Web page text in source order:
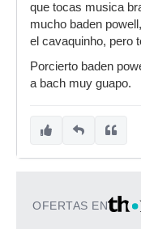
que tocas musica
mucho baden
el cavaquinho, pero
Porcierto baden
a bach muy guapo.
OFERTAS EN